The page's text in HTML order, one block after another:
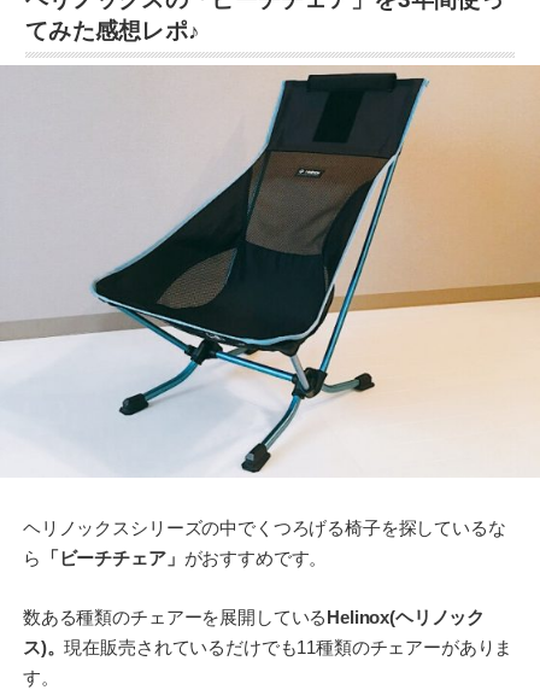
てみた感想レポ♪
ヘリノックスシリーズの中でくつろげる椅子を探しているな
ら
「ビーチチェア」 がおすすめです。
数ある種類のチェアーを展開しているHelinox(ヘリノック
ス)。現在販売されているだけでも11種類のチェアーがありま
す。